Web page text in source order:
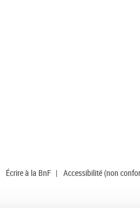
Écrire à la BnF | Accessibilité (non